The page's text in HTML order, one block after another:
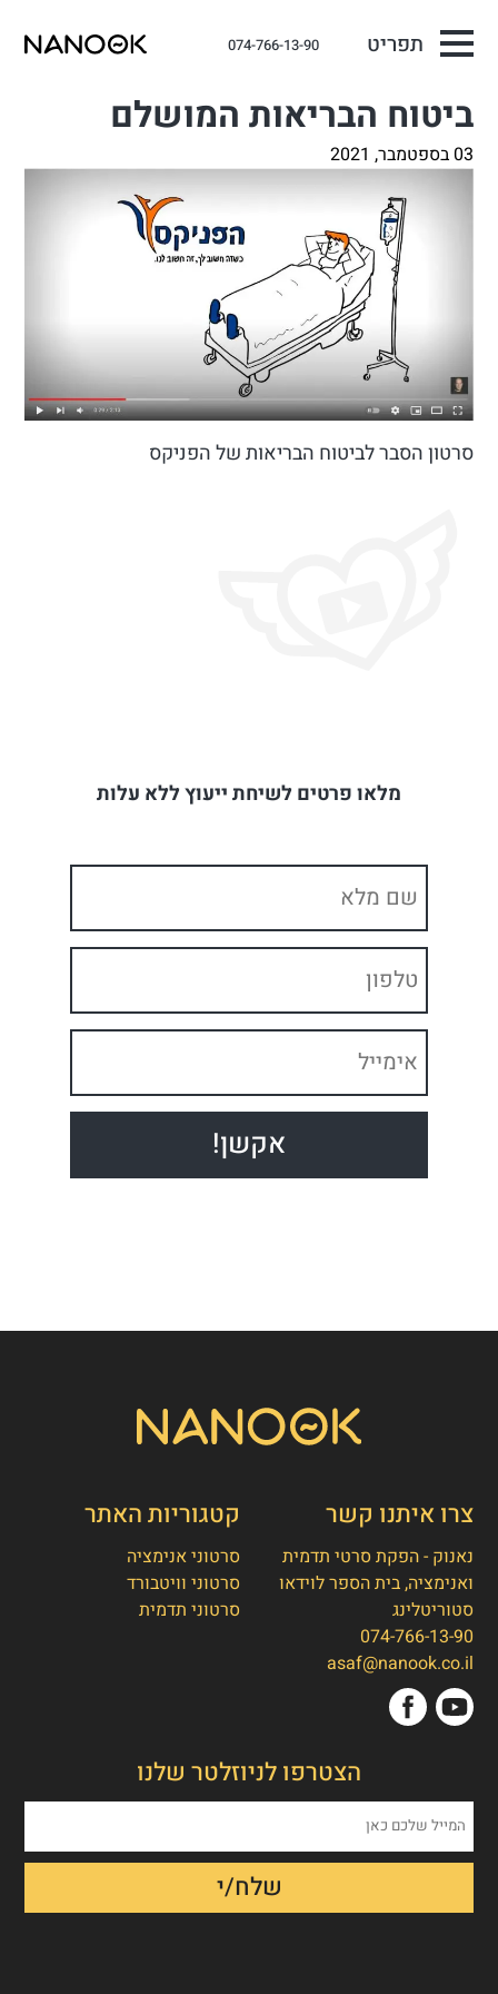
תפריט 074-766-13-90
ביטוח הבריאות המושלם
03 בספטמבר, 2021
סרטון הסבר לביטוח הבריאות של הפניקס
מלאו פרטים לשיחת ייעוץ ללא עלות
צרו איתנו קשר
נאנוק - הפקת סרטי תדמית
ואנימציה, בית הספר לוידאו
סטוריטלינג
074-766-13-90
asaf@nanook.co.il
קטגוריות האתר
סרטוני אנימציה
סרטוני וויטבורד
סרטוני תדמית
הצטרפו לניוזלטר שלנו
לאתר שלנו!
איך אפשר לעזור לכם היום?
1. הפקת סרט תדמית/אנימציה
2. הטוסטר חבילת סרטוני טסטמוניאלס -